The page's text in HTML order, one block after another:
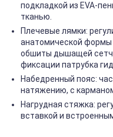
подкладкой из EVA-
тканью.
Плечевые лямки:
анатомической формы
обшиты дышащей
фиксации патрубка
Набедренный пояс:
натяжению, с
Нагрудная стяжка:
вставкой и